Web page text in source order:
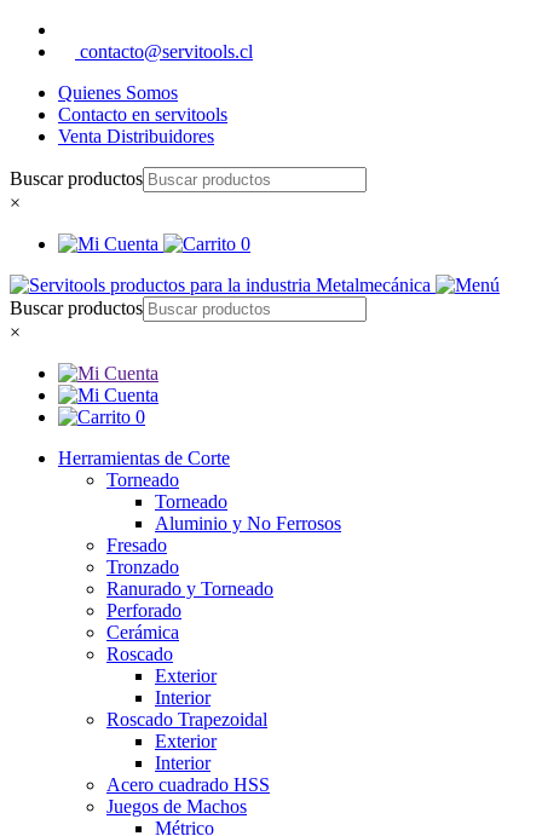
contacto@servitools.cl
Quienes Somos
Contacto en servitools
Venta Distribuidores
Buscar productos
×
0
Buscar productos
×
0
Herramientas de Corte
Torneado
Torneado
Aluminio y No Ferrosos
Fresado
Tronzado
Ranurado y Torneado
Perforado
Cerámica
Roscado
Exterior
Interior
Roscado Trapezoidal
Exterior
Interior
Acero cuadrado HSS
Juegos de Machos
Métrico